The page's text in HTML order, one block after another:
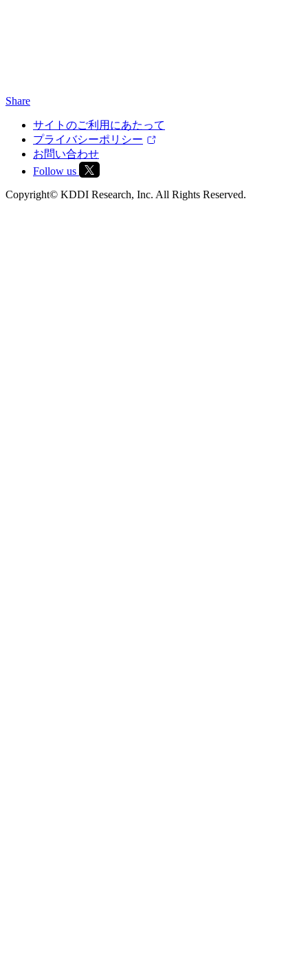
Share
サイトのご利用にあたって
プライバシーポリシー
お問い合わせ
Follow us
Copyright© KDDI Research, Inc. All Rights Reserved.